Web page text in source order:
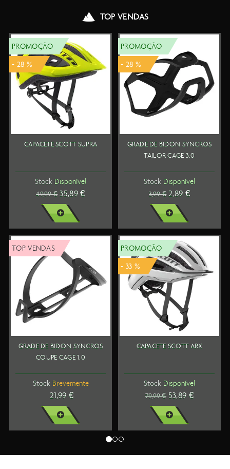
TOP VENDAS
PROMOÇÃO
- 28 %
CAPACETE SCOTT SUPRA
Stock Disponível
49,99 € 35,89 €
VER MAIS
PROMOÇÃO
- 28 %
GRADE DE BIDON SYNCROS
TAILOR CAGE 3.0
Stock Disponível
3,99 € 2,89 €
VER MAIS
TOP VENDAS
GRADE DE BIDON SYNCROS
COUPE CAGE 1.0
Stock Brevemente
21,99 €
VER MAIS
PROMOÇÃO
- 33 %
CAPACETE SCOTT ARX
Stock Disponível
79,99 € 53,89 €
VER MAIS